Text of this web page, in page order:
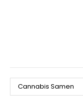
Cannabis Samen